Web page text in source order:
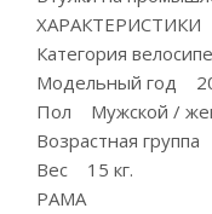
ХАРАКТЕРИСТИКИ
Категория
Модельный год
Пол Мужской /
Возрастная
Вес 15 кг.
РАМА